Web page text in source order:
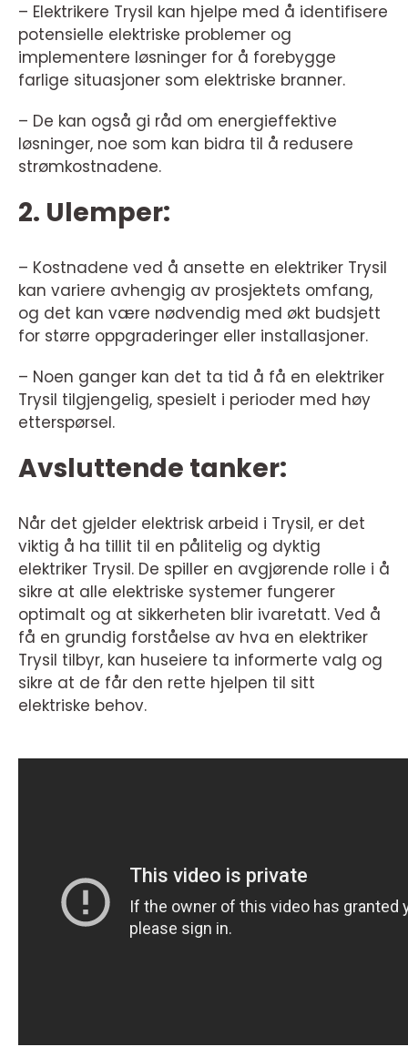
– Elektrikere Trysil kan hjelpe med å identifisere
potensielle elektriske problemer og
implementere løsninger for å forebygge
farlige situasjoner som elektriske branner.
– De kan også gi råd om energieffektive
løsninger, noe som kan bidra til å redusere
strømkostnadene.
2. Ulemper:
– Kostnadene ved å ansette en elektriker Trysil
kan variere avhengig av prosjektets omfang,
og det kan være nødvendig med økt budsjett
for større oppgraderinger eller installasjoner.
– Noen ganger kan det ta tid å få en elektriker
Trysil tilgjengelig, spesielt i perioder med høy
etterspørsel.
Avsluttende tanker:
Når det gjelder elektrisk arbeid i Trysil, er det
viktig å ha tillit til en pålitelig og dyktig
elektriker Trysil. De spiller en avgjørende rolle i å
sikre at alle elektriske systemer fungerer
optimalt og at sikkerheten blir ivaretatt. Ved å
få en grundig forståelse av hva en elektriker
Trysil tilbyr, kan huseiere ta informerte valg og
sikre at de får den rette hjelpen til sitt
elektriske behov.